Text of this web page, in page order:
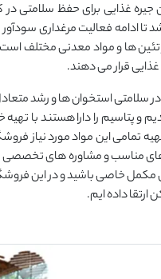
غذایی برای حفظ سلامتی در
تا ادامه فعالیت مرغداری
ها و مواد معدنی مختلف
غذایی قرار می دهند.
سلامتی استخوان ها و رشد
پتاسیم را دارا هستند با تهیه
تمامی این مواد مورد نیاز
های مناسب و مشاوره های
خاصی باشید و در این فروشگاه
داده ایم.